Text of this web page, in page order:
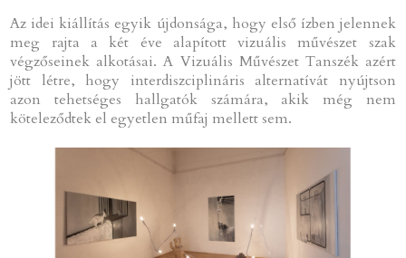
Az idei kiállítás egyik újdonsága, hogy első ízben jelennek
meg rajta a két éve alapított vizuális művészet szak
végzőseinek alkotásai. A Vizuális Művészet Tanszék azért
jött létre, hogy interdiszciplináris alternatívát nyújtson
azon tehetséges hallgatók számára, akik még nem
köteleződtek el egyetlen műfaj mellett sem.